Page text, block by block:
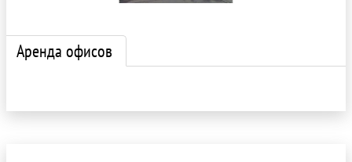
Аренда офисов